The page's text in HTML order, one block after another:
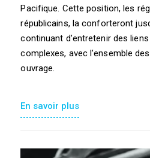
Pacifique. Cette position, les
républicains, la conforteront
continuant d’entretenir des
complexes, avec l’ensemble
ouvrage.
En savoir plus